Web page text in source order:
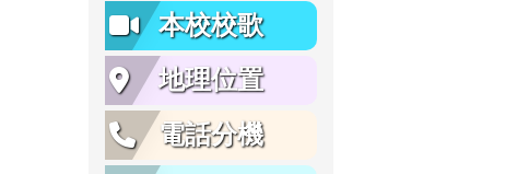
本校校歌
地理位置
電話分機